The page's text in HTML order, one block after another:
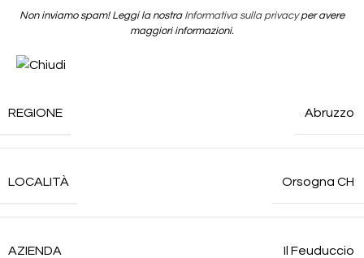
Non inviamo spam! Leggi la nostra Informativa sulla privacyper avere
maggiori informazioni.
REGIONE Abruzzo
LOCALITÀ Orsogna CH
AZIENDA Il Feuduccio